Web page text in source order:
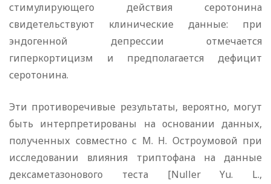
стимулирующего действия серотонина
свидетельствуют клинические данные: при
эндогенной депрессии отмечается
гиперкортицизм и предполагается дефицит
серотонина.
Эти противоречивые результаты, вероятно, могут
быть интерпретированы на основании данных,
полученных совместно с М. Н. Остроумовой при
исследовании влияния триптофана на данные
дексаметазонового теста [Nuller Yu. L.,